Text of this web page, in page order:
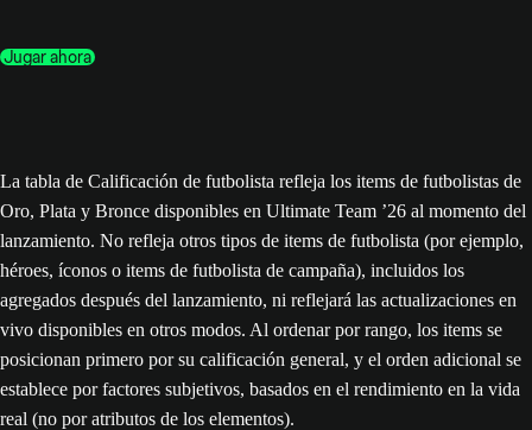
Jugar ahora
La tabla de Calificación de futbolista refleja los items de futbolistas de
Oro, Plata y Bronce disponibles en Ultimate Team ’26 al momento del
lanzamiento. No refleja otros tipos de items de futbolista (por ejemplo,
héroes, íconos o items de futbolista de campaña), incluidos los
agregados después del lanzamiento, ni reflejará las actualizaciones en
vivo disponibles en otros modos. Al ordenar por rango, los items se
posicionan primero por su calificación general, y el orden adicional se
establece por factores subjetivos, basados en el rendimiento en la vida
real (no por atributos de los elementos).